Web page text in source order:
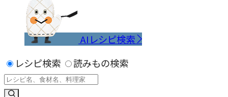
AIレシピ検索
レシピ検索
読みもの検索